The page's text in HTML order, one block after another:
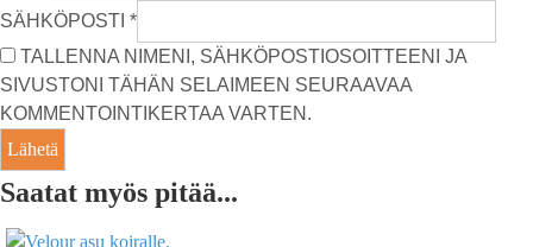
SÄHKÖPOSTI *
TALLENNA NIMENI, SÄHKÖPOSTIOSOITTEENI JA
SIVUSTONI TÄHÄN SELAIMEEN SEURAAVAA
KOMMENTOINTIKERTAA VARTEN.
Saatat myös pitää...